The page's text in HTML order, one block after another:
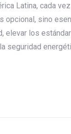
Latina, cada
opcional, sino
elevar los
seguridad